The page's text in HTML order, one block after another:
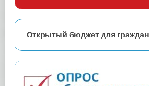
Открытый бюджет для граждан